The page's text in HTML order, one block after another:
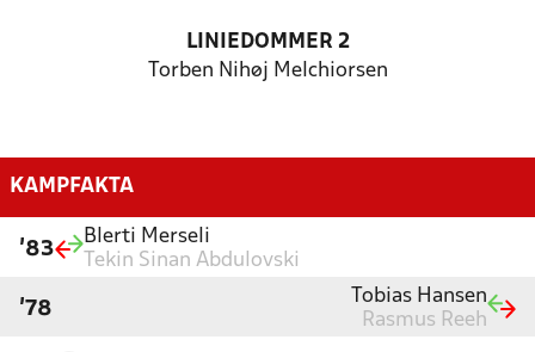
LINIEDOMMER 2
Torben Nihøj Melchiorsen
KAMPFAKTA
'83
Blerti Merseli
Tekin Sinan Abdulovski
'78
Tobias Hansen
Rasmus Reeh